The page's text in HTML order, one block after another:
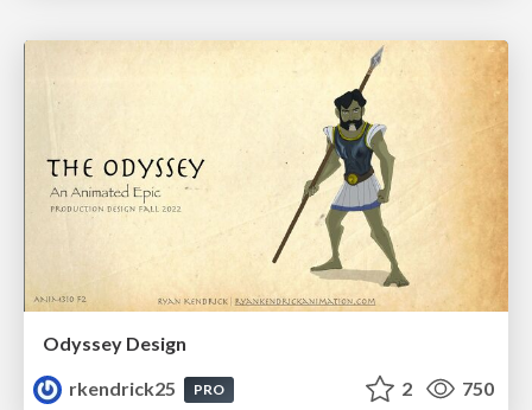
Odyssey Design
rkendrick25
PRO 2 750